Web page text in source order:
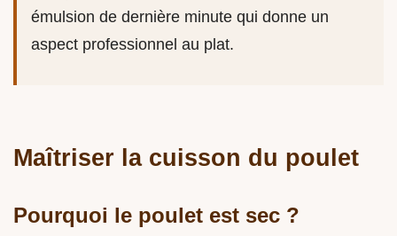
émulsion de dernière minute qui donne un
aspect professionnel au plat.
Maîtriser la cuisson du poulet
Pourquoi le poulet est sec ?